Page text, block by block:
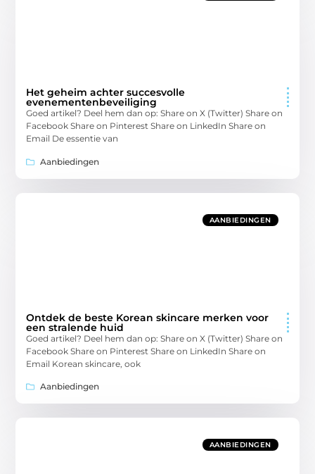
Het geheim achter succesvolle
evenementenbeveiliging
Goed artikel? Deel hem dan op: Share on X (Twitter) Share on
Facebook Share on Pinterest Share on LinkedIn Share on
Email De essentie van
Aanbiedingen
AANBIEDINGEN
Ontdek de beste Korean skincare merken voor
een stralende huid
Goed artikel? Deel hem dan op: Share on X (Twitter) Share on
Facebook Share on Pinterest Share on LinkedIn Share on
Email Korean skincare, ook
Aanbiedingen
AANBIEDINGEN